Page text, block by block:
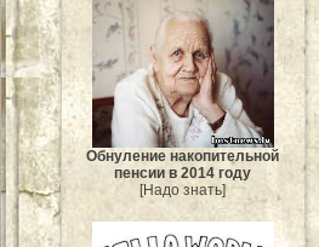
Обнуление накопительной
пенсии в 2014 году
[Надо знать]